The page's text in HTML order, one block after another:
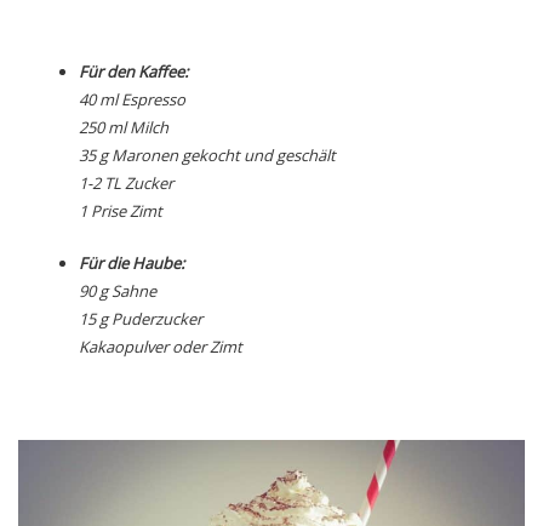
Für den Kaffee:
40 ml Espresso
250 ml Milch
35 g Maronen gekocht und geschält
1-2 TL Zucker
1 Prise Zimt
Für die Haube:
90 g Sahne
15 g Puderzucker
Kakaopulver oder Zimt